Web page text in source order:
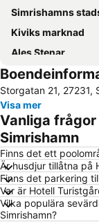
Simrishamns
Kiviks marknad
Ales Stenar
Äppelmarknaden
Kristianstad
Kurt Wallander
Storgatan 21, 27231,
Visa mer
Vanliga
Simrishamn
Finns det ett
Är husdjur tillåtna på
Finns det parkering
Var är Hotell
Vilka populära
Simrishamn?